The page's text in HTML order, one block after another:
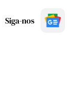
Siga-nos